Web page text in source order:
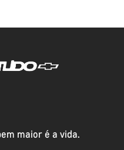
maior é a vida.